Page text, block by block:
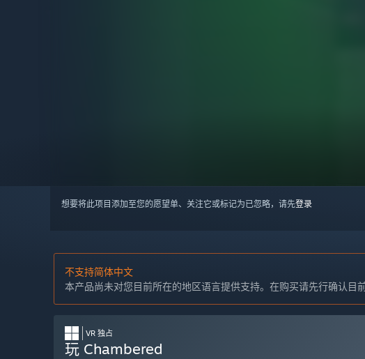
想要将此项目添加至您的愿望单、关注它或标记为已忽略，请先登录
不支持简体中文
本产品尚未对您目前所在的地区语言提供支持。在购买请先行确认目
VR 独占
玩 Chambered